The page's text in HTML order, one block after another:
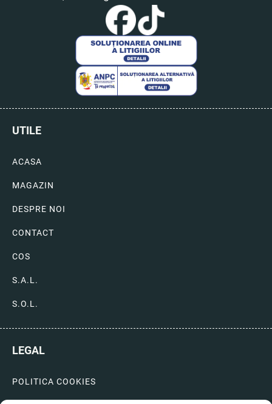
UTILE
ACASA
MAGAZIN
DESPRE NOI
CONTACT
COS
S.A.L.
S.O.L.
LEGAL
POLITICA COOKIES